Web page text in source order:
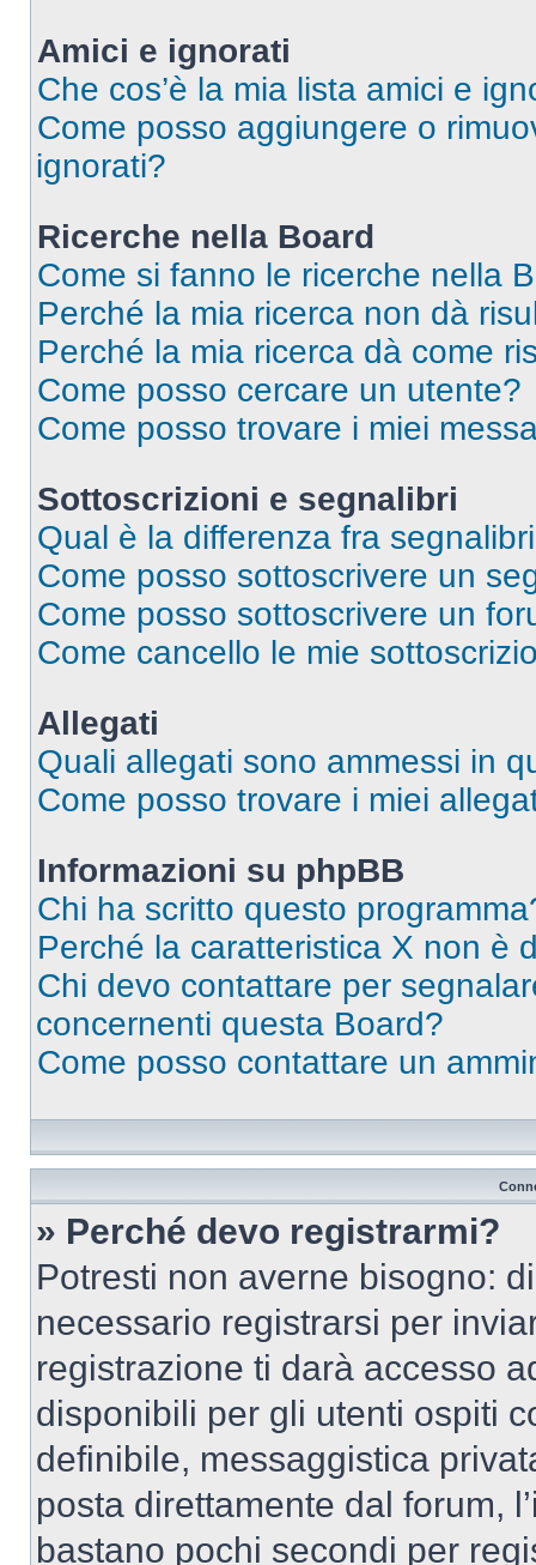
Amici e ignorati
Che cos’è la mia lista amici e
Come posso aggiungere o
ignorati?
Ricerche nella Board
Come si fanno le ricerche nella
Perché la mia ricerca non dà
Perché la mia ricerca dà come
Come posso cercare un utente?
Come posso trovare i miei
Sottoscrizioni e segnalibri
Qual è la differenza fra
Come posso sottoscrivere un
Come posso sottoscrivere un
Come cancello le mie
Allegati
Quali allegati sono ammessi in
Come posso trovare i miei
Informazioni su phpBB
Chi ha scritto questo
Perché la caratteristica X non è
Chi devo contattare per
concernenti questa Board?
Come posso contattare un
» Perché devo registrarmi?
Potresti non averne bisogno:
necessario registrarsi per
registrazione ti darà accesso
disponibili per gli utenti ospiti
definibile, messaggistica
posta direttamente dal forum,
bastano pochi secondi per